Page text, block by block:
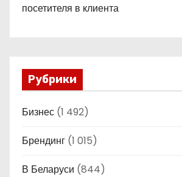
посетителя в клиента
Рубрики
Бизнес (1 492)
Брендинг (1 015)
В Беларуси (844)